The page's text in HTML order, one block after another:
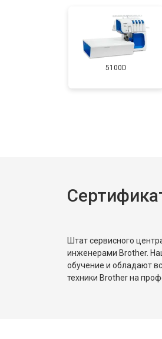
5100D
Штат сервисного
инженерами Brother.
обучение и обладают
техники Brother на